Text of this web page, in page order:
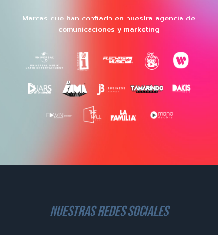
Marcas que han confiado en nuestra agencia de
comunicaciones y marketing
nuestras redes sociales